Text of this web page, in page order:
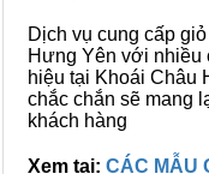
Dịch vụ cung cấp
Hưng Yên với
hiệu tại Khoái Châu
chắc chắn sẽ mang
khách hàng
Xem tại: CÁC MẪU